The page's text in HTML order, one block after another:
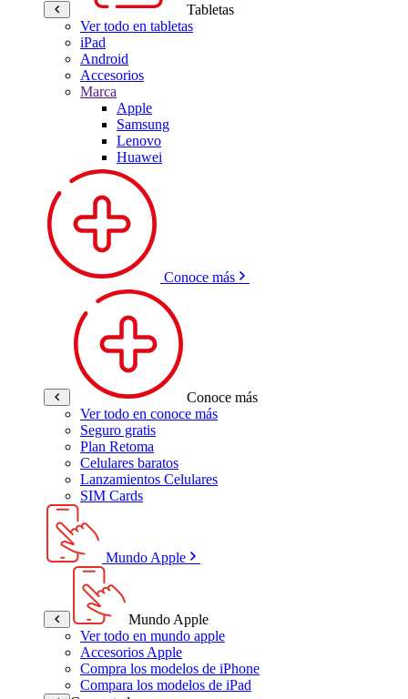
Tabletas
Ver todo en tabletas
iPad
Android
Accesorios
Marca
Apple
Samsung
Lenovo
Huawei
Conoce más
Conoce más
Ver todo en conoce más
Seguro gratis
Plan Retoma
Celulares baratos
Lanzamientos Celulares
SIM Cards
Mundo Apple
Mundo Apple
Ver todo en mundo apple
Accesorios Apple
Compra los modelos de iPhone
Compara los modelos de iPad